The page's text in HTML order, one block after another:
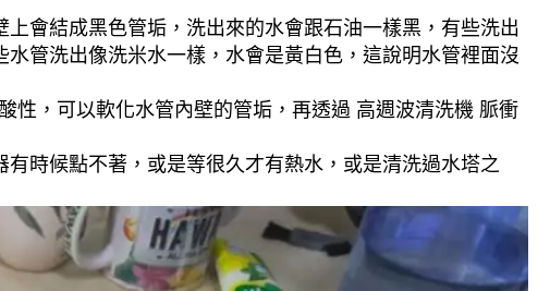
會結成黑色管垢，洗出來的水會跟石油一樣黑，有些洗出
管洗出像洗米水一樣，水會是黃白色，這說明水管裡面沒
性，可以軟化水管內壁的管垢，再透過 高週波清洗機 脈衝
時候點不著，或是等很久才有熱水，或是清洗過水塔之